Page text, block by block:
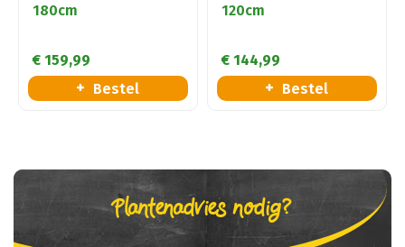
180cm
€ 159,99
Bestel
120cm
€ 144,99
Bestel
Plantenadvies nodig?